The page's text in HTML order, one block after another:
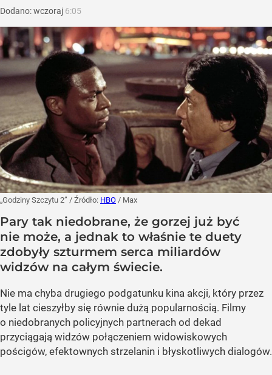
Dodano:wczoraj 6:05
„Godziny Szczytu 2” / Źródło: HBO / Max
Pary tak niedobrane, że gorzej już być
nie może, a jednak to właśnie te duety
zdobyły szturmem serca miliardów
widzów na całym świecie.
Nie ma chyba drugiego podgatunku kina akcji, który przez
tyle lat cieszyłby się równie dużą popularnością. Filmy
o niedobranych policyjnych partnerach od dekad
przyciągają widzów połączeniem widowiskowych
pościgów, efektownych strzelanin i błyskotliwych dialogów.